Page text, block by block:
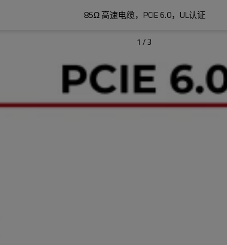
85Ω 高速电缆，PCIE 6.0，UL认证
1 /3